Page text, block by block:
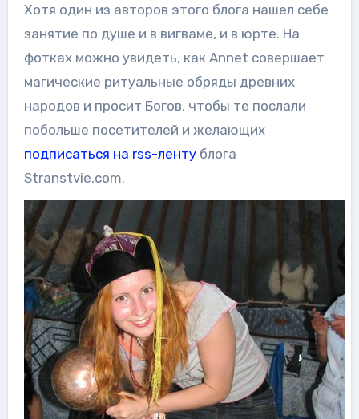
Хотя один из авторов этого блога нашел себе
занятие по душе и в вигваме, и в юрте. На
фотках можно увидеть, как Annet совершает
магические ритуальные обряды древних
народов и просит Богов, чтобы те послали
побольше посетителей и желающих
подписаться на rss-лентублога
Stranstvie.com.